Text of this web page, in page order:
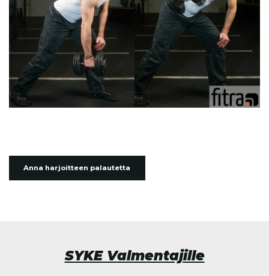
Anna harjoitteen palautetta
SYKE Valmentajille